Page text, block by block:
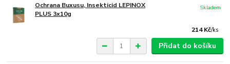
Ochrana Buxusu, Insekticid LEPINOX
PLUS 3x10g
214 Kč/ks
Skladem
Přidat do košíku